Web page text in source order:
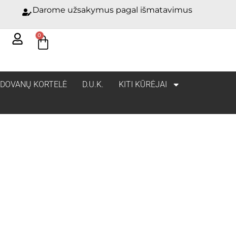
Darome užsakymus pagal išmatavimus
0
DOVANŲ KORTELĖ D.U.K.
KITI KŪRĖJAI